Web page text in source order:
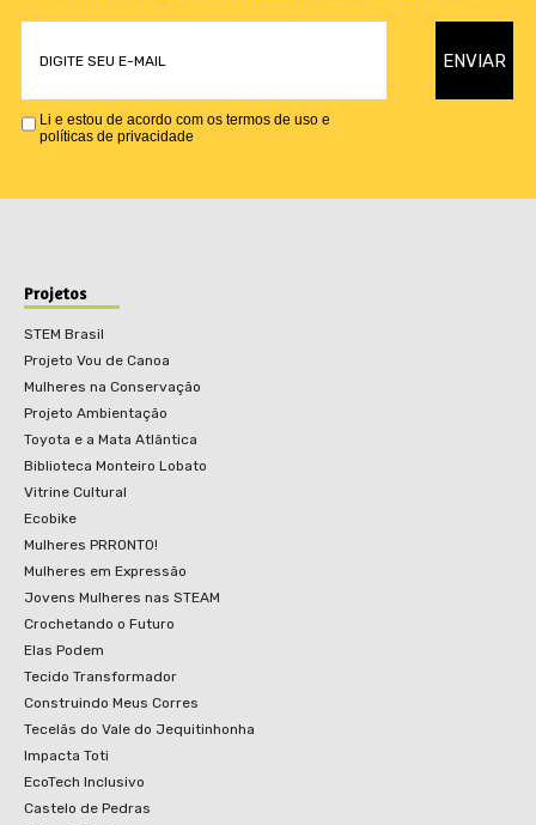
Li e estou de acordo com os termos de uso e
políticas de privacidade
Projetos
STEM Brasil
Projeto Vou de Canoa
Mulheres na Conservação
Projeto Ambientação
Toyota e a Mata Atlântica
Biblioteca Monteiro Lobato
Vitrine Cultural
Ecobike
Mulheres PRRONTO!
Mulheres em Expressão
Jovens Mulheres nas STEAM
Crochetando o Futuro
Elas Podem
Tecido Transformador
Construindo Meus Corres
Tecelãs do Vale do Jequitinhonha
Impacta Toti
EcoTech Inclusivo
Castelo de Pedras